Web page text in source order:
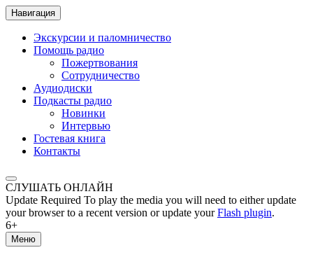
Навигация
Экскурсии и паломничество
Помощь радио
Пожертвования
Сотрудничество
Аудиодиски
Подкасты радио
Новинки
Интервью
Гостевая книга
Контакты
СЛУШАТЬ ОНЛАЙН
Update Required To play the media you will need to either update
your browser to a recent version or update yourFlash plugin.
6+
Меню